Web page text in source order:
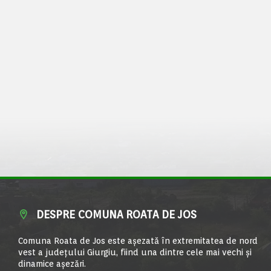
DESPRE COMUNA ROATA DE JOS
Comuna Roata de Jos este aşezată în extremitatea de nord
vest a judeţului Giurgiu, fiind una dintre cele mai vechi şi
dinamice aşezări.